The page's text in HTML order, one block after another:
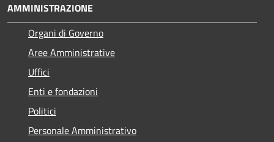
AMMINISTRAZIONE
Organi di Governo
Aree Amministrative
Uffici
Enti e fondazioni
Politici
Personale Amministrativo